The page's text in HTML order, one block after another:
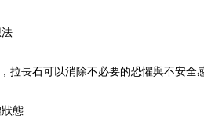
拉長石可以消除不必要的恐懼與不安全
態